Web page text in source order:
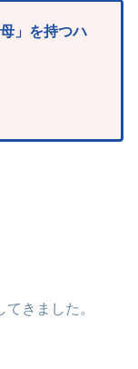
」を持つハ
きました。